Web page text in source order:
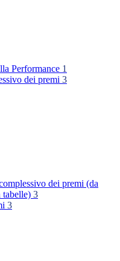
Performance 1
dei premi 3
dei premi (da
tabelle) 3
3